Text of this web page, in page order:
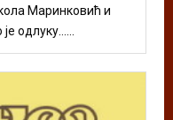
Маринковић и
одлуку......